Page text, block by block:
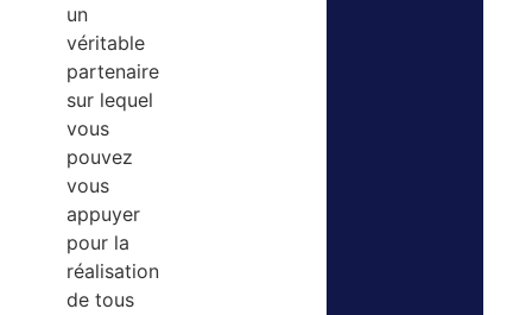
un
véritable
partenaire
sur lequel
vous
pouvez
vous
appuyer
pour la
réalisation
de tous